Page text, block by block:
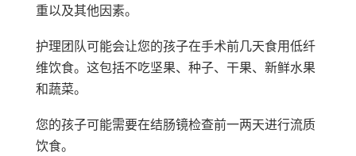
重以及其他因素。
护理团队可能会让您的孩子在手术前几天食用低纤
维饮食。这包括不吃坚果、种子、干果、新鲜水果
和蔬菜。
您的孩子可能需要在结肠镜检查前一两天进行流质
饮食。